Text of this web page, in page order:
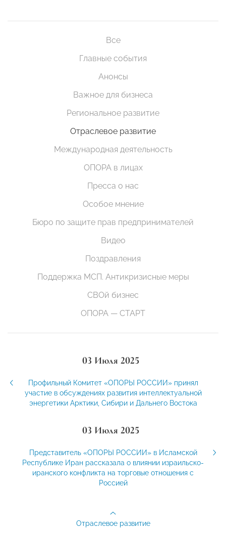
Все
Главные события
Анонсы
Важное для бизнеса
Региональное развитие
Отраслевое развитие
Международная деятельность
ОПОРА в лицах
Пресса о нас
Особое мнение
Бюро по защите прав предпринимателей
Видео
Поздравления
Поддержка МСП. Антикризисные меры
СВОй бизнес
ОПОРА — СТАРТ
03 Июля 2025
Профильный Комитет «ОПОРЫ РОССИИ» принял
участие в обсуждениях развития интеллектуальной
энергетики Арктики, Сибири и Дальнего Востока
03 Июля 2025
Представитель «ОПОРЫ РОССИИ» в Исламской
Республике Иран рассказала о влиянии израильско-
иранского конфликта на торговые отношения с
Россией
Отраслевое развитие